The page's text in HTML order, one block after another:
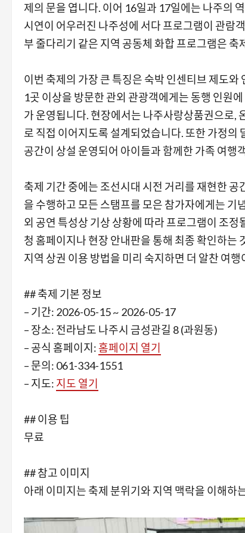
제의 문을 엽니다. 이어 16일과 17일에는 나주의
시연이 어우러진 나주성에 서다 프로그램이 관람
부 줄다리기 같은 지역 공동체 화합 프로그램은
이번 축제의 가장 큰 특징은 숙박 인센티브 제도
1곳 이상을 방문한 관외 관광객에게는 동행 인원
가 운영됩니다. 현장에서는 나주사랑상품권으로,
로 직접 이어지도록 설계되었습니다. 또한 가정의
공간이 상설 운영되어 아이들과 함께한 가족 여행
축제 기간 중에는 조선시대 시전 거리를 재현한
을 수행하고 모든 스탬프를 모은 참가자에게는 기
외 공연 특성상 기상 상황에 따라 프로그램이 조
청 홈페이지나 현장 안내판을 통해 최종 확인하는
지역 상권 이용 방법을 미리 숙지하면 더 알찬 여행
## 축제 기본 정보
– 기간: 2026-05-15 ~ 2026-05-17
– 장소: 전라남도 나주시 금성관길 8 (과원동)
– 공식 홈페이지:홈페이지 열기
– 문의: 061-334-1551
– 지도: 지도 열기
## 이용 팁
무료
## 참고 이미지
아래 이미지는 축제 분위기와 지역 맥락을 이해하